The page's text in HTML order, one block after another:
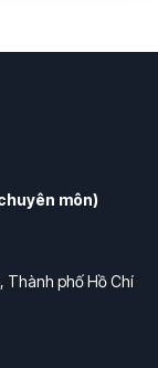
môn)
Thành phố Hồ Chí